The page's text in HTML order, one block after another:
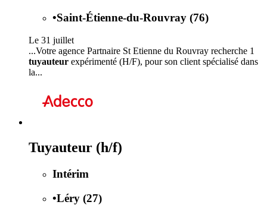
•Saint-Étienne-du-Rouvray (76)
Le 31 juillet
...Votre agence Partnaire St Etienne du Rouvray recherche 1
tuyauteur expérimenté (H/F), pour son client spécialisé dans
la...
Tuyauteur (h/f)
Intérim
•Léry (27)